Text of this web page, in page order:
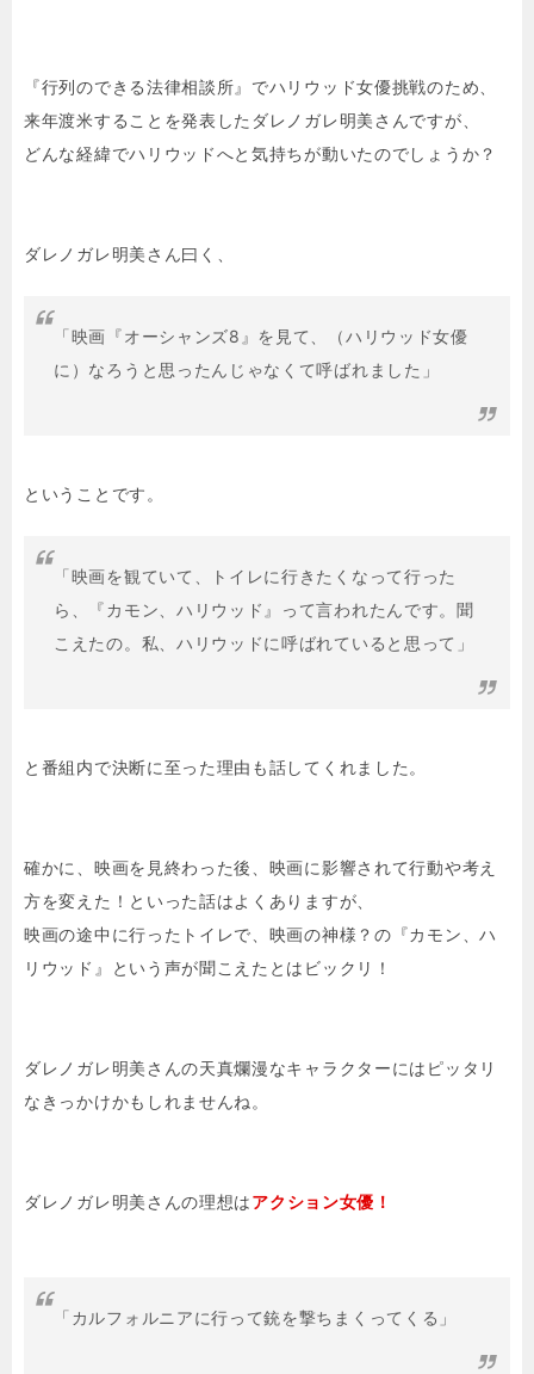
『行列のできる法律相談所』でハリウッド女優挑戦のため、
来年渡米することを発表したダレノガレ明美さんですが、
どんな経緯でハリウッドへと気持ちが動いたのでしょうか？
ダレノガレ明美さん曰く、
「映画『オーシャンズ8』を見て、（ハリウッド女優
に）なろうと思ったんじゃなくて呼ばれました」
ということです。
「映画を観ていて、トイレに行きたくなって行った
ら、『カモン、ハリウッド』って言われたんです。聞
こえたの。私、ハリウッドに呼ばれていると思って」
と番組内で決断に至った理由も話してくれました。
確かに、映画を見終わった後、映画に影響されて行動や考え
方を変えた！といった話はよくありますが、
映画の途中に行ったトイレで、映画の神様？の『カモン、ハ
リウッド』という声が聞こえたとはビックリ！
ダレノガレ明美さんの天真爛漫なキャラクターにはピッタリ
なきっかけかもしれませんね。
ダレノガレ明美さんの理想はアクション女優！
「カルフォルニアに行って銃を撃ちまくってくる」